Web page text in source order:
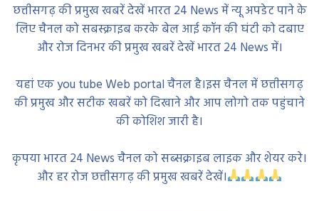
छत्तीसगढ़ की प्रमुख खबरें देखें भारत 24 News में न्यू अपडेट पाने के
लिए चैनल को सबस्क्राइब करके बेल आई कॉन की घंटी को दबाए
और रोज दिनभर की प्रमुख खबरें देखें भारत 24 News में।
यहां एक you tube Web portal चैनल है।इस चैनल में छत्तीसगढ़
की प्रमुख और सटीक खबरें को दिखाने और आप लोगो तक पहुंचाने
की कोशिश जारी है।
कृपया भारत 24 News चैनल को सब्सक्राइब लाइक और शेयर करे।
और हर रोज छत्तीसगढ़ की प्रमुख खबरें देखें।